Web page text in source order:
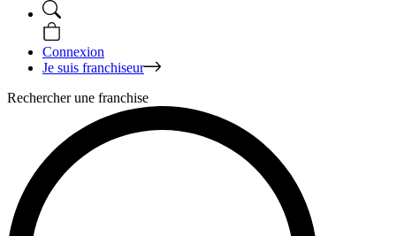
Connexion
Je suis franchiseur
Rechercher une franchise